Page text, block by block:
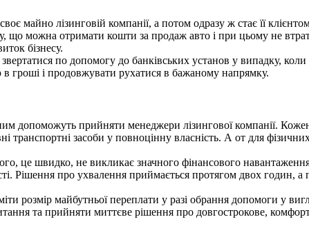
майно лізинговій компанії, а потом одразу ж стає її
що можна отримати кошти за продаж авто і при цьому не
бізнесу.
по допомогу до банківських установ у випадку,
гроші і продовжувати рухатися в бажаному напрямку.
допоможуть прийняти менеджери лізингової компанії. Кожен
засоби у повноцінну власність. А от для
це швидко, не викликає значного фінансового
Рішення про ухвалення приймається протягом двох годин, а
розмір майбутньої переплати у разі обрання допомоги у
та прийняти миттєве рішення про довгострокове,